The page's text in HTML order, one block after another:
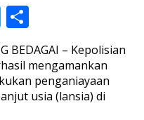
Telegram
BEDAGAI – Kepolisian
mengamankan
penganiayaan
usia (lansia) di